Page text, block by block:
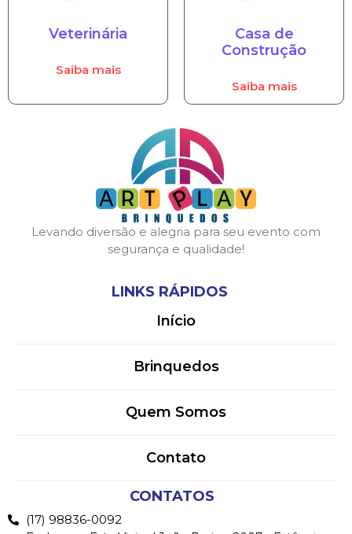
Veterinária
Saiba mais
Casa de
Construção
Saiba mais
Levando diversão e alegria para seu evento com
segurança e qualidade!
LINKS RÁPIDOS
Início
Brinquedos
Quem Somos
Contato
CONTATOS
(17) 98836-0092